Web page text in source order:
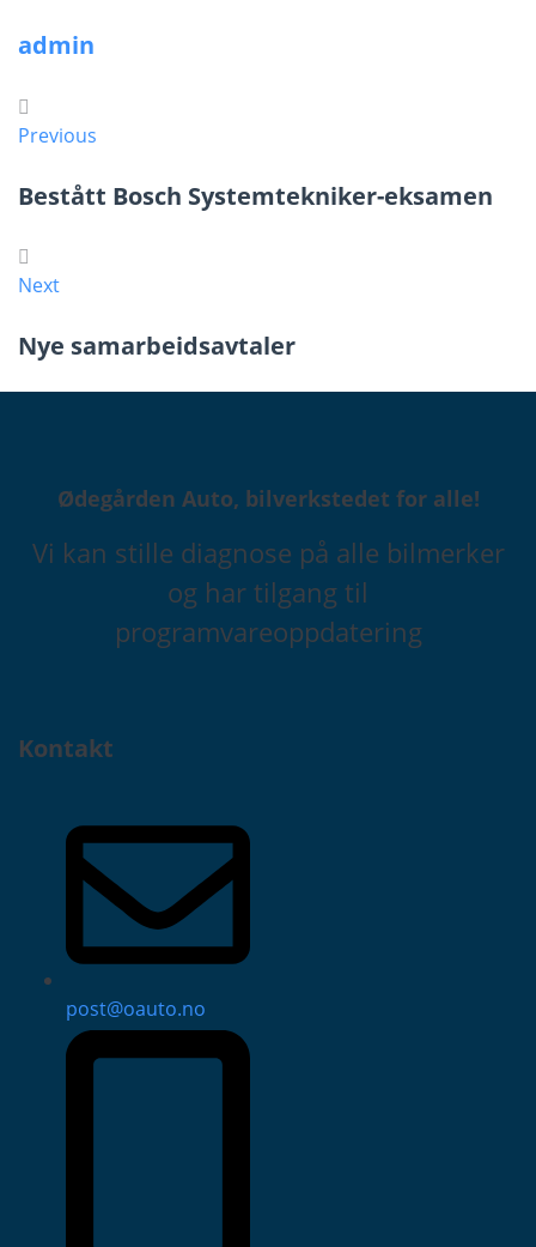
admin
Innleggsnavigasjon
Previous
Previous
Bestått Bosch Systemtekniker-eksamen
Next
Next
Nye samarbeidsavtaler
Ødegården Auto, bilverkstedet for alle!
Vi kan stille diagnose på alle bilmerker
og har tilgang til
programvareoppdatering
Kontakt
post@oauto.no